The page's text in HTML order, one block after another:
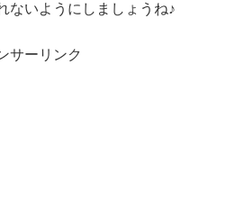
ないようにしましょうね♪
サーリンク